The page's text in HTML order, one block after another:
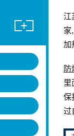
江
家
加
里
保
过